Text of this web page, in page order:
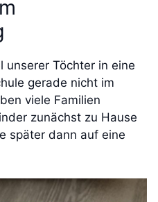
unserer Töchter in eine
gerade nicht im
viele Familien
zunächst zu Hause
später dann auf eine